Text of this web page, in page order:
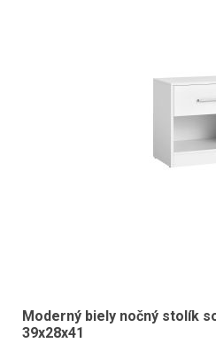
Moderný biely nočný stolík
39x28x41